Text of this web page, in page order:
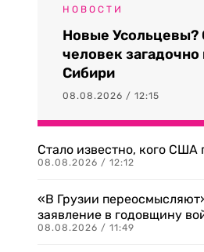
НОВОСТИ
Новые Усольцевы?
человек загадочно
Сибири
08.08.2026 / 12:15
Стало известно, кого США
08.08.2026 / 12:12
«В Грузии
заявление в годовщину
08.08.2026 / 11:49